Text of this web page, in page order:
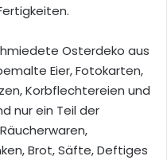
Osterdeko aus
Eier, Fotokarten,
Korbflechtereien und
nur ein Teil der
Brot, Säfte, Deftiges